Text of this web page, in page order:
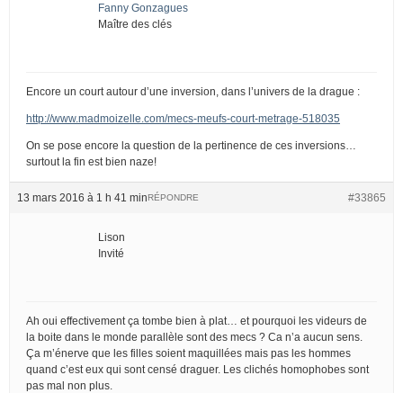
Fanny Gonzagues
Maître des clés
Encore un court autour d’une inversion, dans l’univers de la drague :
http://www.madmoizelle.com/mecs-meufs-court-metrage-518035
On se pose encore la question de la pertinence de ces inversions…
surtout la fin est bien naze!
13 mars 2016 à 1 h 41 min #33865
RÉPONDRE
Lison
Invité
Ah oui effectivement ça tombe bien à plat… et pourquoi les videurs de
la boite dans le monde parallèle sont des mecs ? Ca n’a aucun sens.
Ça m’énerve que les filles soient maquillées mais pas les hommes
quand c’est eux qui sont censé draguer. Les clichés homophobes sont
pas mal non plus.